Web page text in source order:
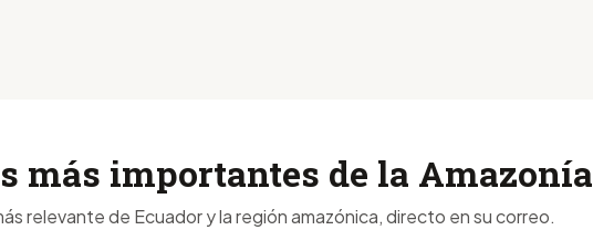
más importantes de la Amazonía
relevante de Ecuador y la región amazónica, directo en su correo.